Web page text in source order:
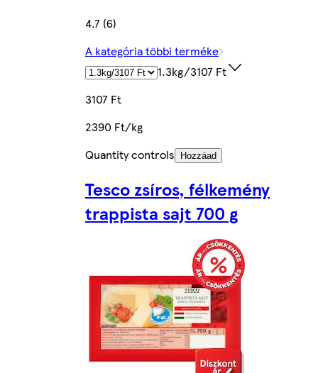
4.7 (6)
A kategória többi terméke
1.3kg/3107 Ft
3107 Ft
2390 Ft/kg
Quantity controls
Hozzáad
Tesco zsíros, félkemény
trappista sajt 700 g